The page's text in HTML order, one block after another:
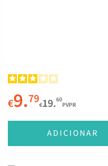
€9.79€19.60
PVPR
ADICIONAR